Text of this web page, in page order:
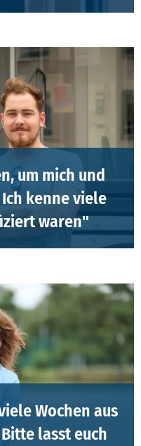
um mich und
kenne viele
waren"
Wochen aus
lasst euch